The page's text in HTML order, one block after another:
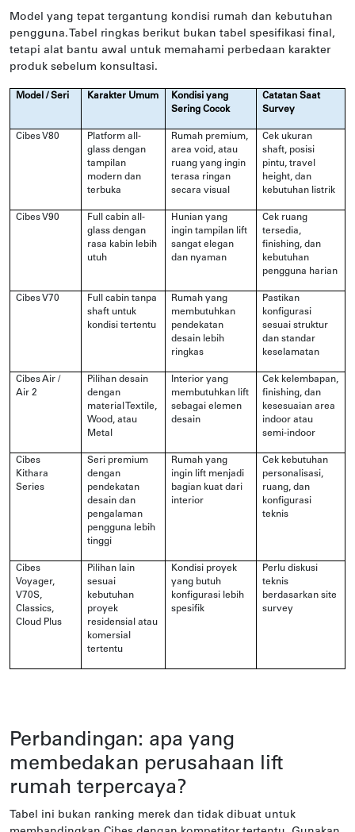
Model yang tepat tergantung kondisi rumah dan kebutuhan
pengguna. Tabel ringkas berikut bukan tabel spesifikasi final,
tetapi alat bantu awal untuk memahami perbedaan karakter
produk sebelum konsultasi.
Model / Seri Karakter Umum
Kondisi yang
Sering Cocok
Catatan Saat
Survey
Cibes V80
Platform all-
glass dengan
tampilan
modern dan
terbuka
Rumah premium,
area void, atau
ruang yang ingin
terasa ringan
secara visual
Cek ukuran
shaft, posisi
pintu, travel
height, dan
kebutuhan listrik
Cibes V90
Full cabin all-
glass dengan
rasa kabin lebih
utuh
Hunian yang
ingin tampilan lift
sangat elegan
dan nyaman
Cek ruang
tersedia,
finishing, dan
kebutuhan
pengguna harian
Cibes V70
Full cabin tanpa
shaft untuk
kondisi tertentu
Rumah yang
membutuhkan
pendekatan
desain lebih
ringkas
Pastikan
konfigurasi
sesuai struktur
dan standar
keselamatan
Cibes Air /
Air 2
Pilihan desain
dengan
material Textile,
Wood, atau
Metal
Interior yang
membutuhkan lift
sebagai elemen
desain
Cek kelembapan,
finishing, dan
kesesuaian area
indoor atau
semi-indoor
Cibes
Kithara
Series
Seri premium
dengan
pendekatan
desain dan
pengalaman
pengguna lebih
tinggi
Rumah yang
ingin lift menjadi
bagian kuat dari
interior
Cek kebutuhan
personalisasi,
ruang, dan
konfigurasi
teknis
Cibes
Voyager,
V70S,
Classics,
Cloud Plus
Pilihan lain
sesuai
kebutuhan
proyek
residensial atau
komersial
tertentu
Kondisi proyek
yang butuh
konfigurasi lebih
spesifik
Perlu diskusi
teknis
berdasarkan site
survey
Perbandingan: apa yang
membedakan perusahaan lift
rumah terpercaya?
Tabel ini bukan ranking merek dan tidak dibuat untuk